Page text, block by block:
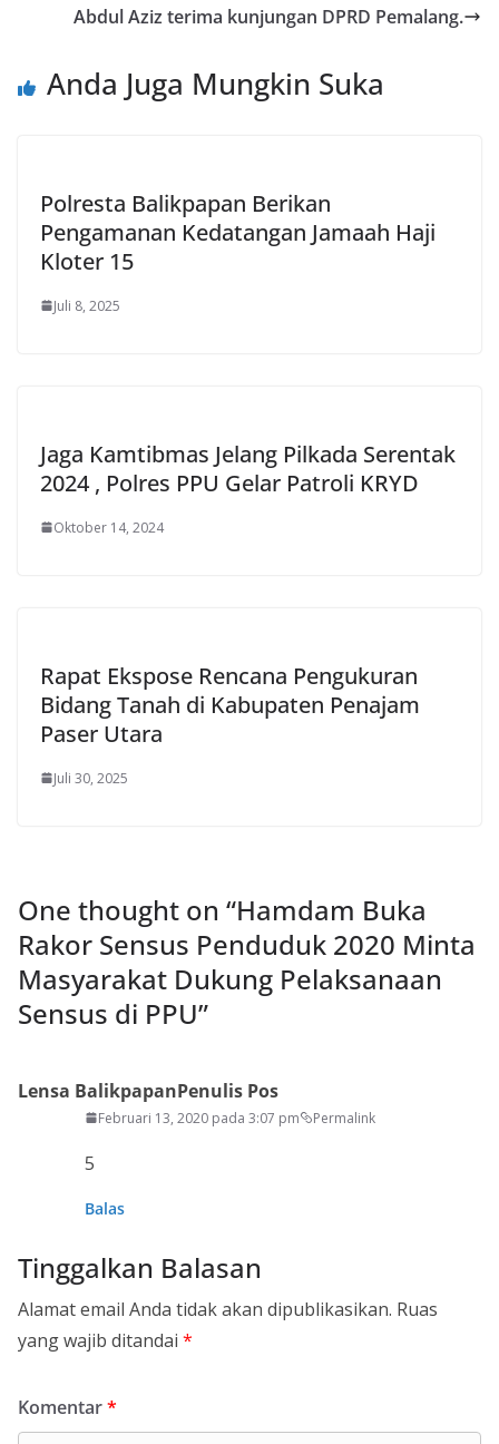
Abdul Aziz terima kunjungan DPRD Pemalang.
Anda Juga Mungkin Suka
Polresta Balikpapan Berikan
Pengamanan Kedatangan Jamaah Haji
Kloter 15
Juli 8, 2025
Jaga Kamtibmas Jelang Pilkada Serentak
2024 , Polres PPU Gelar Patroli KRYD
Oktober 14, 2024
Rapat Ekspose Rencana Pengukuran
Bidang Tanah di Kabupaten Penajam
Paser Utara
Juli 30, 2025
One thought on “Hamdam Buka
Rakor Sensus Penduduk 2020 Minta
Masyarakat Dukung Pelaksanaan
Sensus di PPU”
Lensa BalikpapanPenulis Pos
Februari 13, 2020 pada 3:07 pm Permalink
5
Balas
Tinggalkan Balasan
Alamat email Anda tidak akan dipublikasikan. Ruas
yang wajib ditandai *
Komentar*